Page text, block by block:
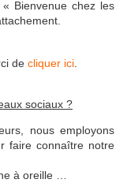
Bienvenue chez les
de cliquer ici
sociaux ?
nous employons
faire connaître notre
à oreille …